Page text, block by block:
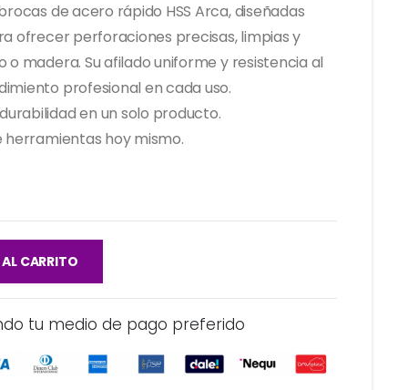
de acero rápido HSS Arca, diseñadas
ofrecer perforaciones precisas, limpias y
madera. Su afilado uniforme y resistencia al
profesional en cada uso.
en un solo producto.
hoy mismo.
CARRITO
tu medio de pago preferido